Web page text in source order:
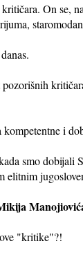
On se,
i
smo dobijali
elitnim
"kritike"?!